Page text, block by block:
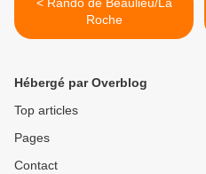
Roche
Hébergé par Overblog
Top articles
Pages
Contact